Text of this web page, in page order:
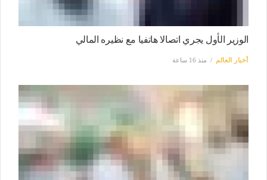
الوزير الأول يجري اتصالا هاتفيا مع نظيره المالي
أخبار العالم منذ 16 ساعة